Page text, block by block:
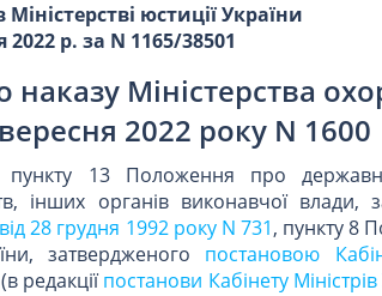
юстиції України
р. за N 1165/38501
Міністерства
2022 року N 1600
пункту 13 Положення про
інших органів виконавчої влади,
28 грудня 1992 року N 731, пункту 8
затвердженого постановою
(в редакціїпостанови Кабінету